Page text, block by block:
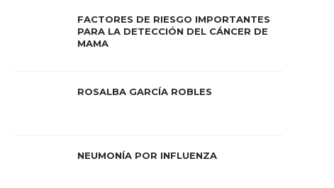
FACTORES DE RIESGO IMPORTANTES
PARA LA DETECCIÓN DEL CÁNCER DE
MAMA
ROSALBA GARCÍA ROBLES
NEUMONÍA POR INFLUENZA